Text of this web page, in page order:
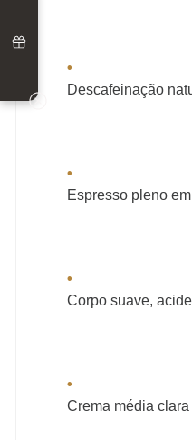
•
Descafeinação
•
Espresso pleno
•
Corpo suave,
•
Crema média